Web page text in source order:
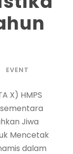
EVENT
X) HMPS
sementara
Jiwa
Mencetak
dalam